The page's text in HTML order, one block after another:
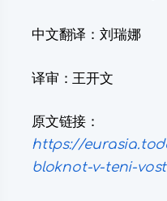
中文翻译：刘瑞娜
译审：王开文
原文链接：
https://
bloknot-v-teni-